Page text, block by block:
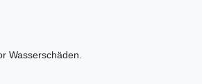
Wasserschäden.